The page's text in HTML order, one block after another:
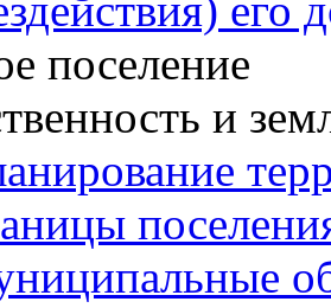
его
поселение
и